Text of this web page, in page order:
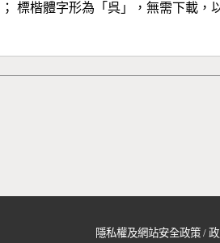
； 標楷體字形為「呉 」，無需下載，
隱私權及網站安全政策 /